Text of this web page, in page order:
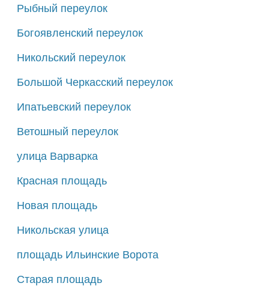
Рыбный переулок
Богоявленский переулок
Никольский переулок
Большой Черкасский переулок
Ипатьевский переулок
Ветошный переулок
улица Варварка
Красная площадь
Новая площадь
Никольская улица
площадь Ильинские Ворота
Старая площадь